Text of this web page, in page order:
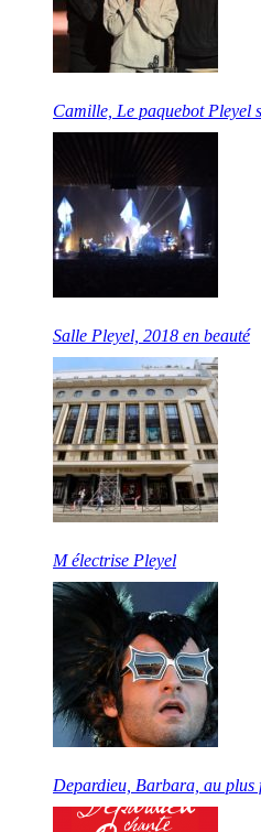
Camille, Le paquebot Pleyel
Salle Pleyel, 2018 en beauté
M électrise Pleyel
Depardieu, Barbara, au plus